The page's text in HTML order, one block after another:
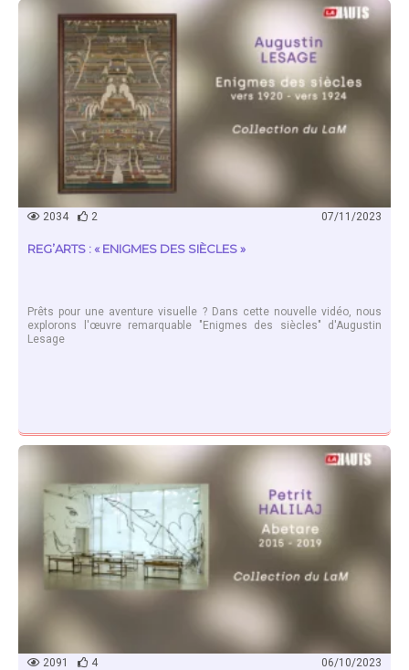
EN SAVOIR PLUS
2034 2 07/11/2023
REG’ARTS : « ENIGMES DES SIÈCLES »
Prêts pour une aventure visuelle ? Dans cette nouvelle vidéo, nous
explorons l'œuvre remarquable "Enigmes des siècles" d'Augustin
Lesage
2091 4 06/10/2023